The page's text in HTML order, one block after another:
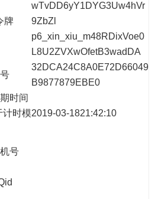
牌
wTvDD6yY1DYG3Uw4hVr
9ZbZl
p6_xin_xiu_m48RDixVoe0
L8U2ZVXwOfetB3wadDA
32DCA24C8A0E72D66049
B9877879EBE0
时间
计时模2019-03-1821:42:10
号